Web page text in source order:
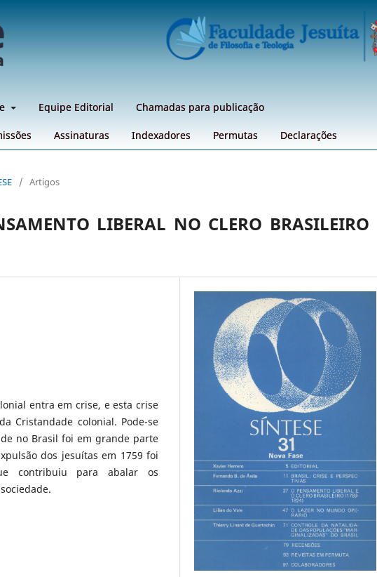
Equipe Editorial Chamadas para publicação
Assinaturas Indexadores Permutas Declarações
/ Artigos
LIBERAL NO CLERO BRASILEIRO
entra em crise, e esta crise
Cristandade colonial. Pode-se
no Brasil foi em grande parte
dos jesuítas em 1759 foi
contribuiu para abalar os